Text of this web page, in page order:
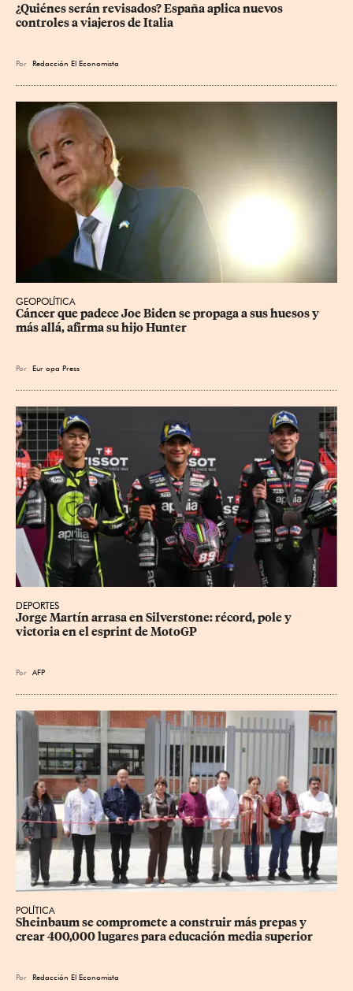
¿Quiénes serán revisados? España aplica nuevos
controles a viajeros de Italia
Por Redacción El Economista
GEOPOLÍTICA
Cáncer que padece Joe Biden se propaga a sus huesos y
más allá, afirma su hijo Hunter
Por Eur opa Press
DEPORTES
Jorge Martín arrasa en Silverstone: récord, pole y
victoria en el esprint de MotoGP
Por AFP
POLÍTICA
Sheinbaum se compromete a construir más prepas y
crear 400,000 lugares para educación media superior
Por Redacción El Economista